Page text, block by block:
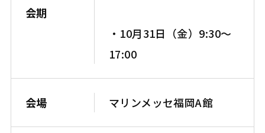
会期
・10月31日（金）9:30～
17:00
会場 マリンメッセ福岡A館